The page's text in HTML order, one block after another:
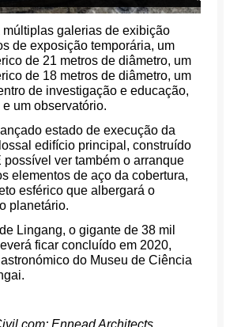
galerias de exibição
de exposição temporária, um
de 21 metros de diâmetro, um
de 18 metros de diâmetro, um
de investigação e educação,
um observatório.
estado de execução da
edifício principal, construído
possível ver também o arranque
elementos de aço da cobertura,
esférico que albergará o
planetário.
Lingang, o gigante de 38 mil
ficar concluído em 2020,
do Museu de Ciência
Ennead Architects